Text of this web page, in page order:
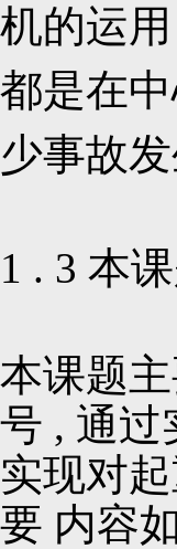
机的运
都是在
少事故发
1 . 3 本
本课题
号 , 通过
实现对
要 内容